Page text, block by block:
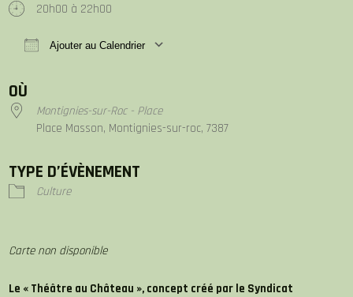
20h00 à 22h00
Ajouter au Calendrier
OÙ
Montignies-sur-Roc - Place
Place Masson, Montignies-sur-roc, 7387
TYPE D’ÉVÈNEMENT
Culture
Carte non disponible
Le « Théâtre au Château », concept créé par le Syndicat